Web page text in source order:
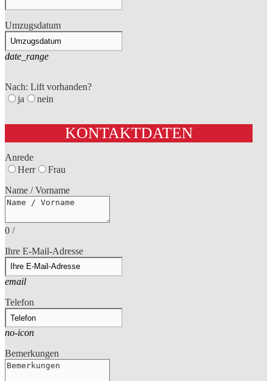
Umzugsdatum
date_range
Nach: Lift vorhanden?
ja
nein
KONTAKTDATEN
Anrede
Herr
Frau
Name / Vorname
0 /
Ihre E-Mail-Adresse
email
Telefon
no-icon
Bemerkungen